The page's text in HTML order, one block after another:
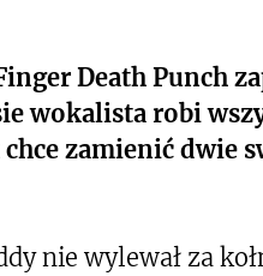
Death Punch
wokalista robi
zamienić dwie
nie wylewał za